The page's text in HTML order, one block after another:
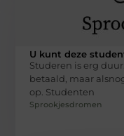
U kunt deze
Studeren is erg
betaald, maar
op. Studenten
Sprookjesdromen